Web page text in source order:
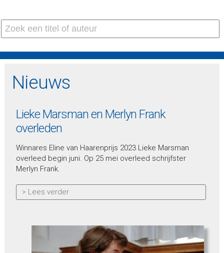
Nieuws
Lieke Marsman en Merlyn Frank
overleden
Winnares Eline van Haarenprijs 2023 Lieke Marsman
overleed begin juni. Op 25 mei overleed schrijfster
Merlyn Frank.
> Lees verder